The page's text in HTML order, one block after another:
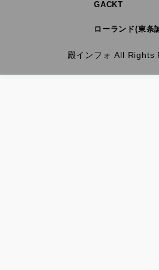
GACKT
ローランド(東条
殿インフォ All Rights